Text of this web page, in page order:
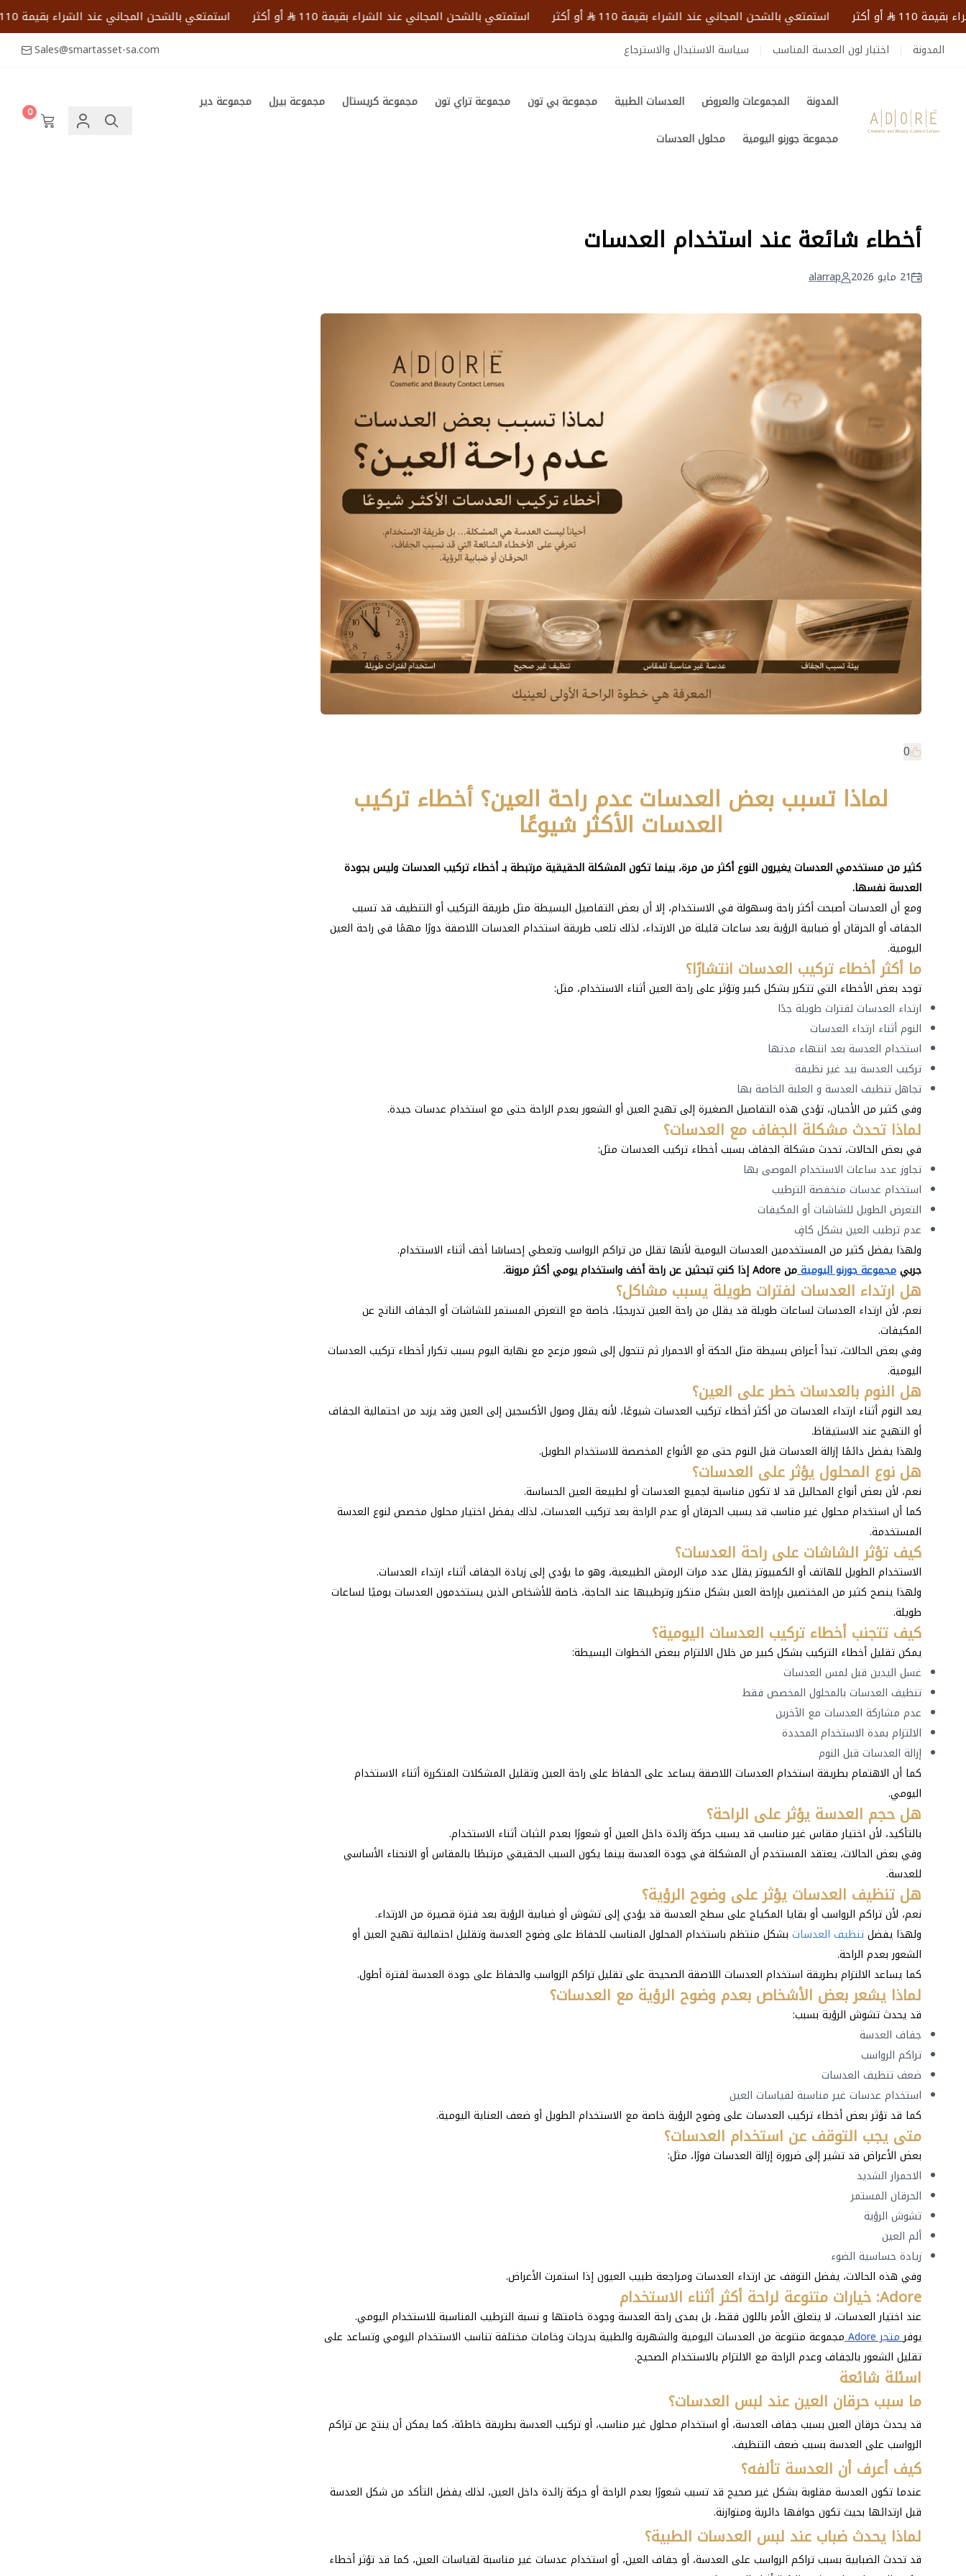
أو أكثر استمتعي بالشحن المجاني عند الشراء بقيمة 110 أو أكثر استمتعي بالشحن المجاني عند الشراء بقيمة 110 أو أكثر استمتعي بالشحن المجاني عند الشراء بقيمة 110 أو
المدونة اختبار لون العدسة المناسب سياسة الاستبدال والاسترجاع Sales@smartasset-sa.com
عدسات ادور | Adore Lenses
المدونة المجموعات والعروض العدسات الطبية مجموعة بي تون مجموعة تراي تون مجموعة كريستال مجموعة بيرل
مجموعة دير
مجموعة جورنو اليومية
محلول العدسات
0
أخطاء شائعة عند استخدام العدسات
21 مايو 2026 alarrap
0
لماذا تسبب بعض العدسات عدم راحة العين؟ أخطاء تركيب
العدسات الأكثر شيوعًا
كثير من مستخدمي العدسات يغيرون النوع أكثر من مرة، بينما تكون المشكلة الحقيقية مرتبطة بـ أخطاء تركيب العدسات وليس بجودة
العدسة نفسها.
ومع أن العدسات أصبحت أكثر راحة وسهولة في الاستخدام، إلا أن بعض التفاصيل البسيطة مثل طريقة التركيب أو التنظيف قد تسبب
الجفاف أو الحرقان أو ضبابية الرؤية بعد ساعات قليلة من الارتداء، لذلك تلعب طريقة استخدام العدسات اللاصقة دورًا مهمًا في راحة العين
اليومية.
ما أكثر أخطاء تركيب العدسات انتشارًا؟
توجد بعض الأخطاء التي تتكرر بشكل كبير وتؤثر على راحة العين أثناء الاستخدام، مثل:
ارتداء العدسات لفترات طويلة جدًا
النوم أثناء ارتداء العدسات
استخدام العدسة بعد انتهاء مدتها
تركيب العدسة بيد غير نظيفة
تجاهل تنظيف العدسة و العلبة الخاصة بها
وفي كثير من الأحيان، تؤدي هذه التفاصيل الصغيرة إلى تهيج العين أو الشعور بعدم الراحة حتى مع استخدام عدسات جيدة.
لماذا تحدث مشكلة الجفاف مع العدسات؟
في بعض الحالات، تحدث مشكلة الجفاف بسبب أخطاء تركيب العدسات مثل:
تجاوز عدد ساعات الاستخدام الموصى بها
استخدام عدسات منخفضة الترطيب
التعرض الطويل للشاشات أو المكيفات
عدم ترطيب العين بشكل كافٍ
ولهذا يفضل كثير من المستخدمين العدسات اليومية لأنها تقلل من تراكم الرواسب وتعطي إحساسًا أخف أثناء الاستخدام.
جربيمجموعة جورنو اليوميةمن Adore إذا كنتِ تبحثين عن راحة أخف واستخدام يومي أكثر مرونة.
هل ارتداء العدسات لفترات طويلة يسبب مشاكل؟
نعم، لأن ارتداء العدسات لساعات طويلة قد يقلل من راحة العين تدريجيًا، خاصة مع التعرض المستمر للشاشات أو الجفاف الناتج عن
المكيفات.
وفي بعض الحالات، تبدأ أعراض بسيطة مثل الحكة أو الاحمرار ثم تتحول إلى شعور مزعج مع نهاية اليوم بسبب تكرار أخطاء تركيب العدسات
اليومية.
هل النوم بالعدسات خطر على العين؟
يعد النوم أثناء ارتداء العدسات من أكثر أخطاء تركيب العدسات شيوعًا، لأنه يقلل وصول الأكسجين إلى العين وقد يزيد من احتمالية الجفاف
أو التهيج عند الاستيقاظ.
ولهذا يفضل دائمًا إزالة العدسات قبل النوم حتى مع الأنواع المخصصة للاستخدام الطويل.
هل نوع المحلول يؤثر على العدسات؟
نعم، لأن بعض أنواع المحاليل قد لا تكون مناسبة لجميع العدسات أو لطبيعة العين الحساسة.
كما أن استخدام محلول غير مناسب قد يسبب الحرقان أو عدم الراحة بعد تركيب العدسات، لذلك يفضل اختيار محلول مخصص لنوع العدسة
المستخدمة.
كيف تؤثر الشاشات على راحة العدسات؟
الاستخدام الطويل للهاتف أو الكمبيوتر يقلل عدد مرات الرمش الطبيعية، وهو ما يؤدي إلى زيادة الجفاف أثناء ارتداء العدسات.
ولهذا ينصح كثير من المختصين بإراحة العين بشكل متكرر وترطيبها عند الحاجة، خاصة للأشخاص الذين يستخدمون العدسات يوميًا لساعات
طويلة.
كيف تتجنب أخطاء تركيب العدسات اليومية؟
يمكن تقليل أخطاء التركيب بشكل كبير من خلال الالتزام ببعض الخطوات البسيطة:
غسل اليدين قبل لمس العدسات
تنظيف العدسات بالمحلول المخصص فقط
عدم مشاركة العدسات مع الآخرين
الالتزام بمدة الاستخدام المحددة
إزالة العدسات قبل النوم
كما أن الاهتمام بطريقة استخدام العدسات اللاصقة يساعد على الحفاظ على راحة العين وتقليل المشكلات المتكررة أثناء الاستخدام
اليومي.
هل حجم العدسة يؤثر على الراحة؟
بالتأكيد، لأن اختيار مقاس غير مناسب قد يسبب حركة زائدة داخل العين أو شعورًا بعدم الثبات أثناء الاستخدام.
وفي بعض الحالات، يعتقد المستخدم أن المشكلة في جودة العدسة بينما يكون السبب الحقيقي مرتبطًا بالمقاس أو الانحناء الأساسي
للعدسة.
هل تنظيف العدسات يؤثر على وضوح الرؤية؟
نعم، لأن تراكم الرواسب أو بقايا المكياج على سطح العدسة قد يؤدي إلى تشوش أو ضبابية الرؤية بعد فترة قصيرة من الارتداء.
ولهذا يفضلتنظيف العدسات بشكل منتظم باستخدام المحلول المناسب للحفاظ على وضوح العدسة وتقليل احتمالية تهيج العين أو
الشعور بعدم الراحة.
كما يساعد الالتزام بطريقة استخدام العدسات اللاصقة الصحيحة على تقليل تراكم الرواسب والحفاظ على جودة العدسة لفترة أطول.
لماذا يشعر بعض الأشخاص بعدم وضوح الرؤية مع العدسات؟
قد يحدث تشوش الرؤية بسبب:
جفاف العدسة
تراكم الرواسب
ضعف تنظيف العدسات
استخدام عدسات غير مناسبة لقياسات العين
كما قد تؤثر بعض أخطاء تركيب العدسات على وضوح الرؤية خاصة مع الاستخدام الطويل أو ضعف العناية اليومية.
متى يجب التوقف عن استخدام العدسات؟
بعض الأعراض قد تشير إلى ضرورة إزالة العدسات فورًا، مثل:
الاحمرار الشديد
الحرقان المستمر
تشوش الرؤية
ألم العين
زيادة حساسية الضوء
وفي هذه الحالات، يفضل التوقف عن ارتداء العدسات ومراجعة طبيب العيون إذا استمرت الأعراض.
Adore: خيارات متنوعة لراحة أكثر أثناء الاستخدام
عند اختيار العدسات، لا يتعلق الأمر باللون فقط، بل بمدى راحة العدسة وجودة خامتها و نسبة الترطيب المناسبة للاستخدام اليومي.
يوفرمتجر Adore
مجموعة متنوعة من العدسات اليومية والشهرية والطبية بدرجات وخامات مختلفة تناسب الاستخدام اليومي وتساعد على
تقليل الشعور بالجفاف وعدم الراحة مع الالتزام بالاستخدام الصحيح.
اسئلة شائعة
ما سبب حرقان العين عند لبس العدسات؟
قد يحدث حرقان العين بسبب جفاف العدسة، أو استخدام محلول غير مناسب، أو تركيب العدسة بطريقة خاطئة، كما يمكن أن ينتج عن تراكم
الرواسب على العدسة بسبب ضعف التنظيف.
كيف أعرف أن العدسة تألفه؟
عندما تكون العدسة مقلوبة بشكل غير صحيح قد تسبب شعورًا بعدم الراحة أو حركة زائدة داخل العين، لذلك يفضل التأكد من شكل العدسة
قبل ارتدائها بحيث تكون حوافها دائرية ومتوازنة.
لماذا يحدث ضباب عند لبس العدسات الطبية؟
قد تحدث الضبابية بسبب تراكم الرواسب على العدسة، أو جفاف العين، أو استخدام عدسات غير مناسبة لقياسات العين، كما قد تؤثر أخطاء